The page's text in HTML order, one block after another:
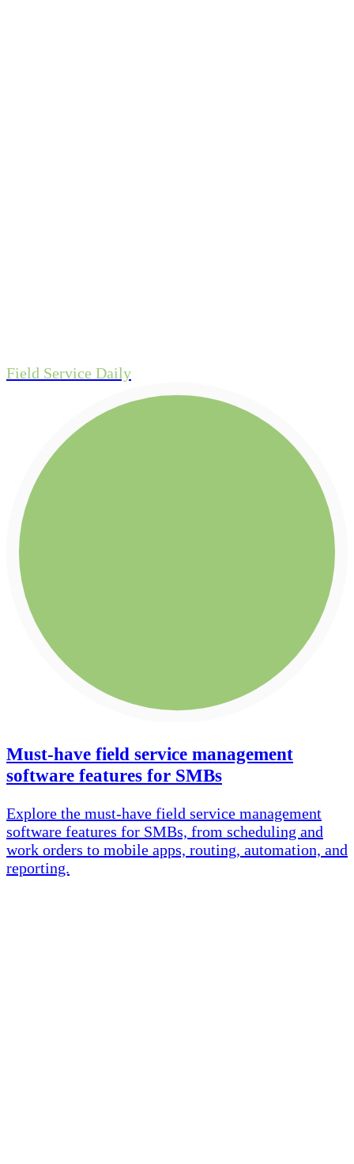
Field Service Daily
Must-have field service management
software features for SMBs
Explore the must-have field service management
software features for SMBs, from scheduling and
work orders to mobile apps, routing, automation, and
reporting.